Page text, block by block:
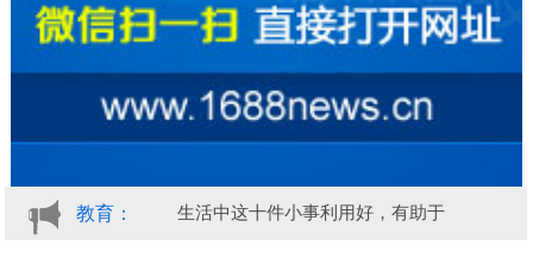
教育： 生活中这十件小事利用好，有助于